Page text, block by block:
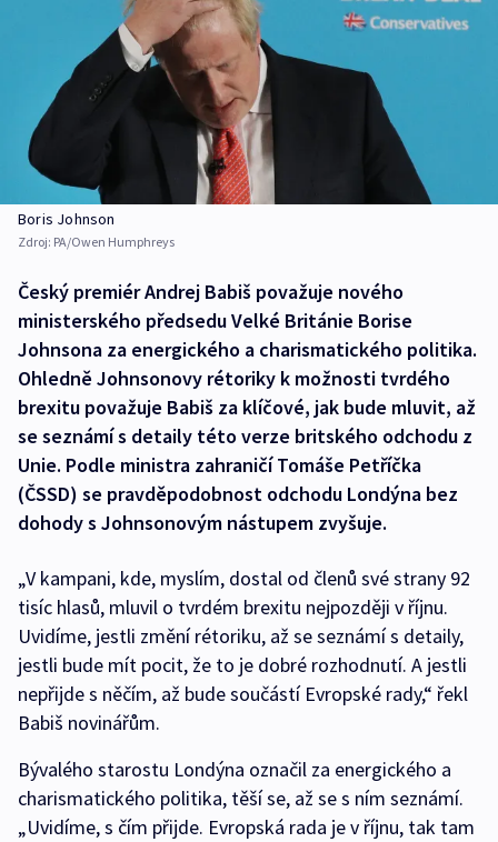
Boris Johnson
Zdroj: PA/Owen Humphreys
Český premiér Andrej Babiš považuje nového
ministerského předsedu Velké Británie Borise
Johnsona za energického a charismatického politika.
Ohledně Johnsonovy rétoriky k možnosti tvrdého
brexitu považuje Babiš za klíčové, jak bude mluvit, až
se seznámí s detaily této verze britského odchodu z
Unie. Podle ministra zahraničí Tomáše Petříčka
(ČSSD) se pravděpodobnost odchodu Londýna bez
dohody s Johnsonovým nástupem zvyšuje.
„V kampani, kde, myslím, dostal od členů své strany 92
tisíc hlasů, mluvil o tvrdém brexitu nejpozději v říjnu.
Uvidíme, jestli změní rétoriku, až se seznámí s detaily,
jestli bude mít pocit, že to je dobré rozhodnutí. A jestli
nepřijde s něčím, až bude součástí Evropské rady,“ řekl
Babiš novinářům.
Bývalého starostu Londýna označil za energického a
charismatického politika, těší se, až se s ním seznámí.
„Uvidíme, s čím přijde. Evropská rada je v říjnu, tak tam